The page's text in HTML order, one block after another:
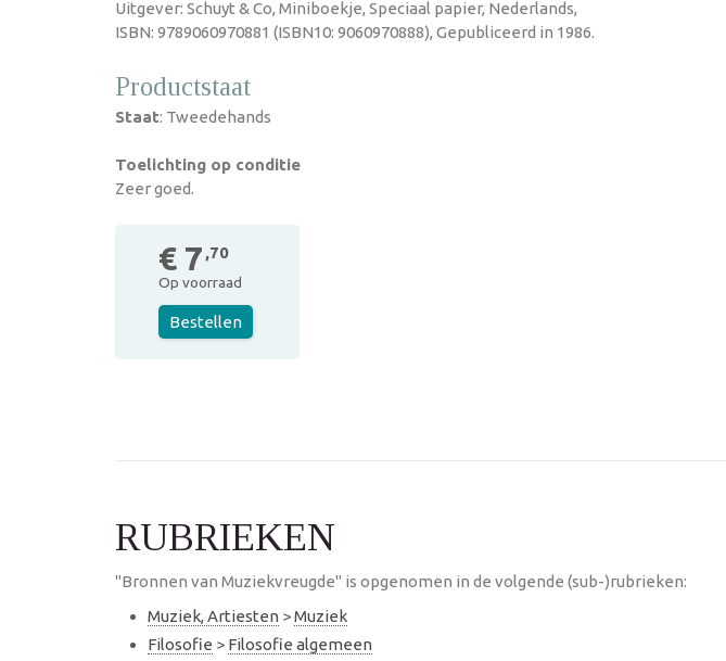
Uitgever: Schuyt & Co, Miniboekje, Speciaal papier, Nederlands,
ISBN: 9789060970881 (ISBN10: 9060970888), Gepubliceerd in 1986.
Productstaat
Staat: Tweedehands
Toelichting op conditie
Zeer goed.
€ 7 ,70
Op voorraad
Bestellen
RUBRIEKEN
"Bronnen van Muziekvreugde" is opgenomen in de volgende (sub-)rubrieken:
Muziek, Artiesten >Muziek
Filosofie > Filosofie algemeen